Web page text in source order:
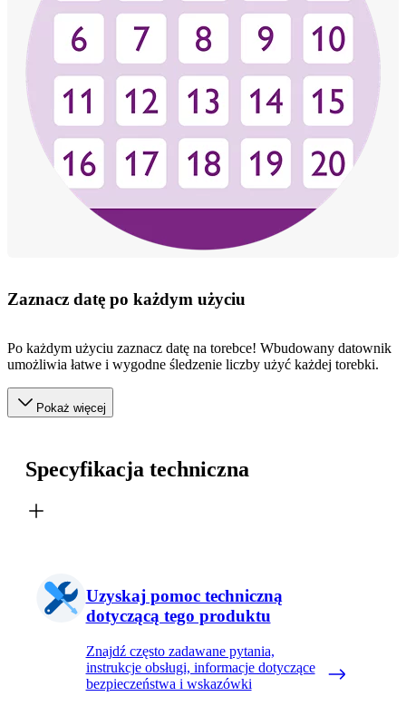
Zaznacz datę po każdym użyciu
Po każdym użyciu zaznacz datę na torebce! Wbudowany datownik
umożliwia łatwe i wygodne śledzenie liczby użyć każdej torebki.
Pokaż więcej
Specyfikacja techniczna
Uzyskaj pomoc techniczną
dotyczącą tego produktu
Znajdź często zadawane pytania,
instrukcje obsługi, informacje dotyczące
bezpieczeństwa i wskazówki